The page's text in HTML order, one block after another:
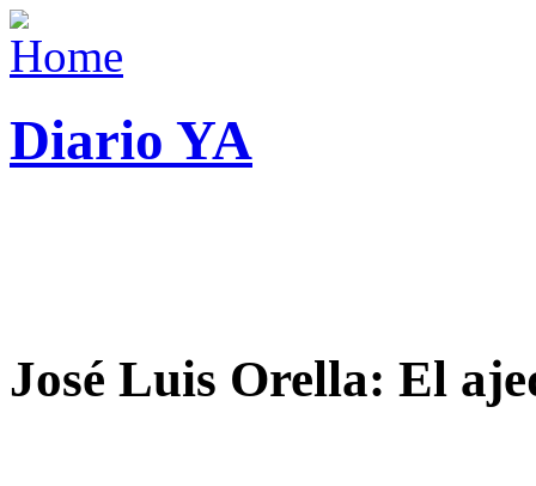
Diario YA
José Luis Orella: El